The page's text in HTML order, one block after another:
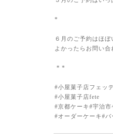
*
６月のご予約はほ
よかったらお問い合
* *
#小屋菓子店フェッテ
#小屋菓子店fete
#京都ケーキ#宇治
#オーダーケーキ#